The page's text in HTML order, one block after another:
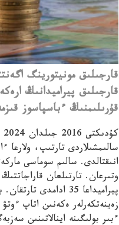
قۇرىلىمنىڭ ءباسپاسوز
انىقتالدى.
وتىرعان. تارتىلعان قاراجاتتىڭ جالپى سوماسى
پيراميداعا 35 ادامدى تارتقان.
زەينەتكەرلەر ەكەنىن اتاپ
ءبىر بولىگىنە اينالاتىنىن